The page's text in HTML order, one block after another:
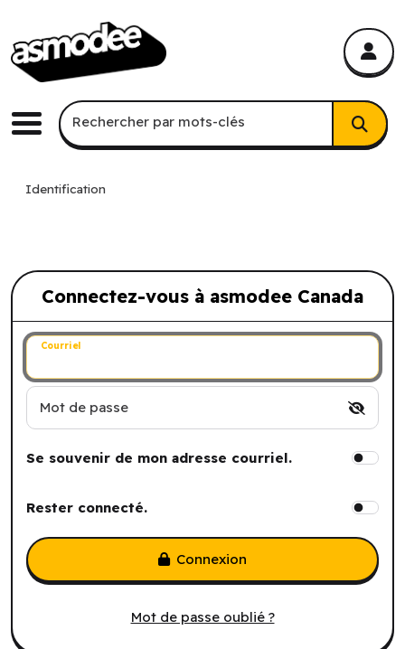
Menu
Recherche par mots-clés
Rechercher par mots-clés
Identification
Connectez-vous à asmodee Canada
Connectez-vous à asmodee Canada
Courriel
Mot de passe
Se souvenir de mon adresse courriel.
Rester connecté.
Mot de passe oublié ?
Connexion